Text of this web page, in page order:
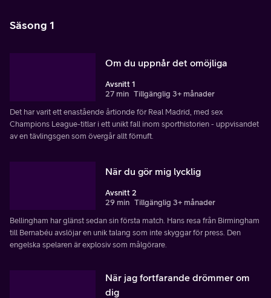
Säsong 1
Om du uppnår det omöjliga
Avsnitt 1
27 min Tillgänglig 3+ månader
Det har varit ett enastående årtionde för Real Madrid, med sex
Champions League-titlar i ett unikt fall inom sporthistorien - uppvisandet
av en tävlingsgen som övergår allt förnuft.
När du gör mig lycklig
Avsnitt 2
29 min Tillgänglig 3+ månader
Bellingham har glänst sedan sin första match. Hans resa från Birmingham
till Bernabéu avslöjar en unik talang som inte skyggar för press. Den
engelska spelaren är explosiv som målgörare.
När jag fortfarande drömmer om
dig